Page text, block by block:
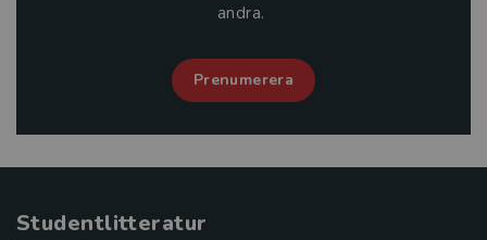
andra.
Prenumerera
Studentlitteratur